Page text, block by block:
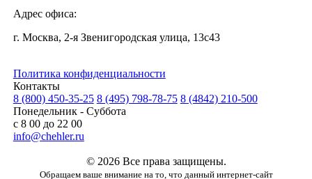
Адрес офиса:
г. Москва, 2-я Звенигородская улица, 13с43
Политика конфиденциальности
Контакты
8 (800) 450-35-25 8 (495) 798-78-75 8 (4842) 210-500
Понедельник - Суббота
с 8 00 до 22 00
info@chehler.ru
© 2026 Все права защищены.
Обращаем ваше внимание на то, что данный интернет-сайт